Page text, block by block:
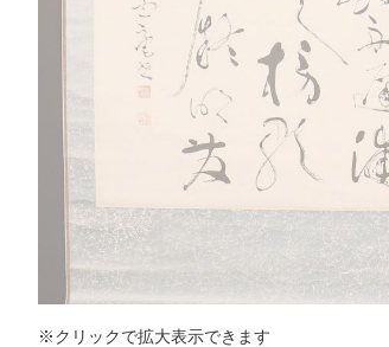
※クリックで拡大表示できます